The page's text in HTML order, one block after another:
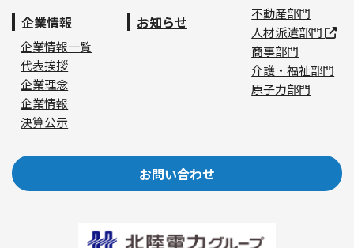
企業情報
企業情報一覧
代表挨拶
企業理念
企業情報
決算公示
お知らせ
不動産部門
人材派遣部門
商事部門
介護・福祉部門
原子力部門
お問い合わせ